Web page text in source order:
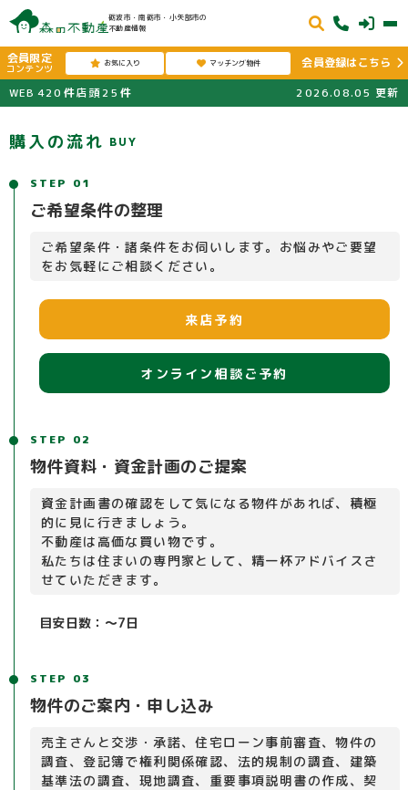
砺波市・南砺市・小矢部市の
不動産情報
会員限定
コンテンツ お気に入り マッチング物件
会員登録はこちら
WEB 420 件店頭25 件 2026.08.05 更新
購入の流れ BUY
STEP 01
ご希望条件の整理
ご希望条件・諸条件をお伺いします。お悩みやご要望
をお気軽にご相談ください。
来店予約
オンライン相談ご予約
STEP 02
物件資料・資金計画のご提案
資金計画書の確認をして気になる物件があれば、積極
的に見に行きましょう。
不動産は高価な買い物です。
私たちは住まいの専門家として、精一杯アドバイスさ
せていただきます。
目安日数：～7日
STEP 03
物件のご案内・申し込み
売主さんと交渉・承諾、住宅ローン事前審査、物件の
調査、登記簿で権利関係確認、法的規制の調査、建築
基準法の調査、現地調査、重要事項説明書の作成、契